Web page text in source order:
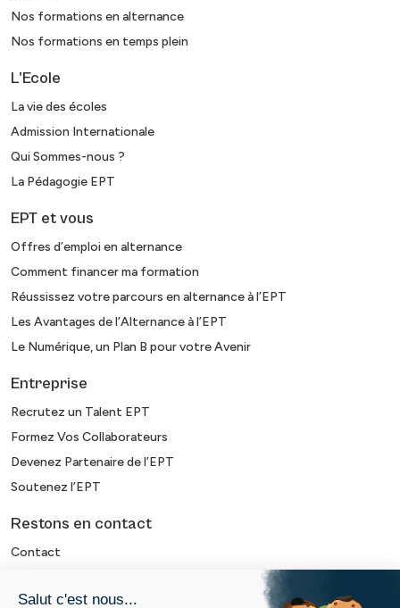
Nos formations en alternance
Nos formations en temps plein
L’Ecole
La vie des écoles
Admission Internationale
Qui Sommes-nous ?
La Pédagogie EPT
EPT et vous
Offres d’emploi en alternance
Comment financer ma formation
Réussissez votre parcours en alternance à l’EPT
Les Avantages de l’Alternance à l’EPT
Le Numérique, un Plan B pour votre Avenir
Entreprise
Recrutez un Talent EPT
Formez Vos Collaborateurs
Devenez Partenaire de l’EPT
Soutenez l’EPT
Restons en contact
Contact